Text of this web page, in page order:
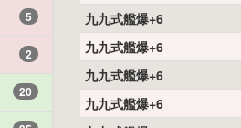
5
2
20
九九式艦爆+6
九九式艦爆+6
九九式艦爆+6
九九式艦爆+6